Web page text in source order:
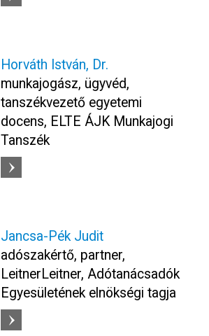
Horváth István, Dr.
munkajogász, ügyvéd,
tanszékvezető egyetemi
docens, ELTE ÁJK Munkajogi
Tanszék
Jancsa-Pék Judit
adószakértő, partner,
LeitnerLeitner, Adótanácsadók
Egyesületének elnökségi tagja